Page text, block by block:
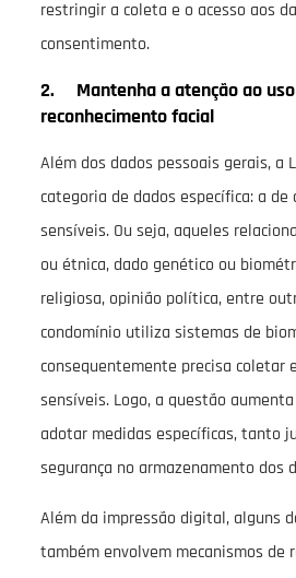
restringir a coleta e o acesso aos
consentimento.
2. Mantenha a atenção ao
reconhecimento facial
Além dos dados pessoais gerais, a
categoria de dados específica: a de
sensíveis. Ou seja, aqueles
ou étnica, dado genético ou
religiosa, opinião política, entre
condomínio utiliza sistemas de
consequentemente precisa coletar
sensíveis. Logo, a questão
adotar medidas específicas, tanto
segurança no armazenamento dos
Além da impressão digital, alguns
também envolvem mecanismos de